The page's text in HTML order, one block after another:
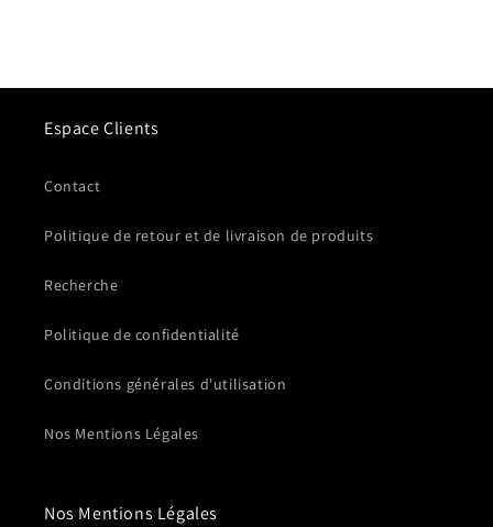
Espace Clients
Contact
Politique de retour et de livraison de produits
Recherche
Politique de confidentialité
Conditions générales d'utilisation
Nos Mentions Légales
Nos Mentions Légales